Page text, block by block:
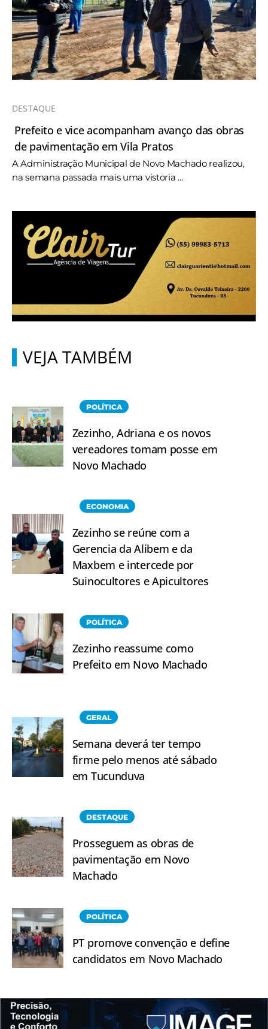
DESTAQUE
Prefeito e vice acompanham avanço das obras
de pavimentação em Vila Pratos
A Administração Municipal de Novo Machado realizou,
na semana passada mais uma vistoria ...
VEJA TAMBÉM
POLÍTICA
Zezinho, Adriana e os novos
vereadores tomam posse em
Novo Machado
ECONOMIA
Zezinho se reúne com a
Gerencia da Alibem e da
Maxbem e intercede por
Suinocultores e Apicultores
POLÍTICA
Zezinho reassume como
Prefeito em Novo Machado
GERAL
Semana deverá ter tempo
firme pelo menos até sábado
em Tucunduva
DESTAQUE
Prosseguem as obras de
pavimentação em Novo
Machado
POLÍTICA
PT promove convenção e define
candidatos em Novo Machado